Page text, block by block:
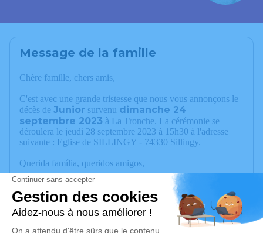
Message de la famille
Chère famille, chers amis,
C'est avec une grande tristesse que nous vous annonçons le
décès de Junior survenu dimanche 24
septembre 2023 à La Tronche. La cérémonie se
déroulera le jeudi 28 septembre 2023 à 15h30 à l'adresse
suivante : Eglise de SILLINGY - 74330 Sillingy.
Querida família, queridos amigos,
É com grande tristeza que anunciamos o falecimento
doJuniornodomingo, 24 de setembro de
2023
, em La Tronche. A cerimónia terá lugar na quinta-
feira, 28 de setembro de 2023, às 15h30, no seguinte
endereço: Eglise de SILLINGY - 74330 Sillingy.